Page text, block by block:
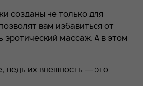
созданы не только для
вам избавиться от
эротический массаж. А в этом
ведь их внешность — это